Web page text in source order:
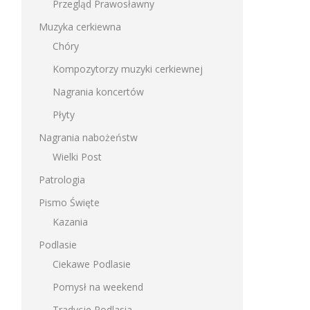
Przegląd Prawosławny
Muzyka cerkiewna
Chóry
Kompozytorzy muzyki cerkiewnej
Nagrania koncertów
Płyty
Nagrania nabożeństw
Wielki Post
Patrologia
Pismo Święte
Kazania
Podlasie
Ciekawe Podlasie
Pomysł na weekend